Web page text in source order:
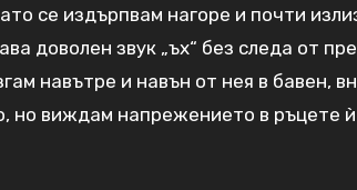
се издърпвам нагоре и почти
доволен звук „ъх“ без следа от
навътре и навън от нея в бавен,
но виждам напрежението в ръцете